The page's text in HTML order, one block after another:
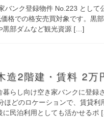
バンク登録物件 No.223 として
格での格安売買対象です。黒
黒部ダムなど観光資源 […]
造2階建・賃料 2万
らし向け空き家バンクに登録
ほどのロケーションで、賃貸利
に民泊利用としても活かせるポ